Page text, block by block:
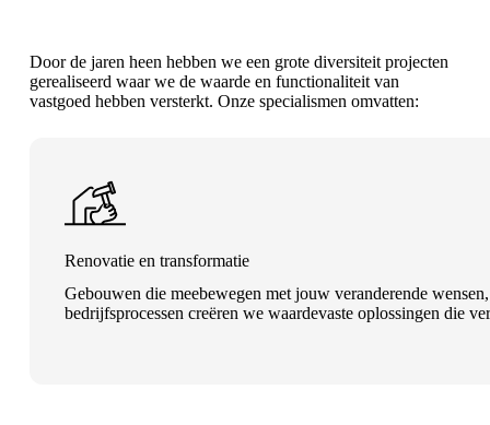
Door de jaren heen hebben we een grote diversiteit projecten
gerealiseerd waar we de waarde en functionaliteit van
vastgoed hebben versterkt. Onze specialismen omvatten:
Renovatie en transformatie
Gebouwen die meebewegen met jouw veranderende
bedrijfsprocessen creëren we waardevaste oplossingen die